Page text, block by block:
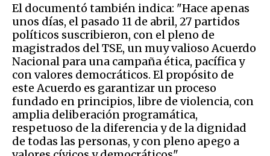
El documentó también indica: "Hace apenas
unos días, el pasado 11 de abril, 27 partidos
políticos suscribieron, con el pleno de
magistrados del TSE, un muy valioso Acuerdo
Nacional para una campaña ética, pacífica y
con valores democráticos. El propósito de
este Acuerdo es garantizar un proceso
fundado en principios, libre de violencia, con
amplia deliberación programática,
respetuoso de la diferencia y de la dignidad
de todas las personas, y con pleno apego a